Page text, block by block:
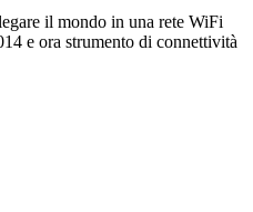
il mondo in una rete WiFi
e ora strumento di connettività